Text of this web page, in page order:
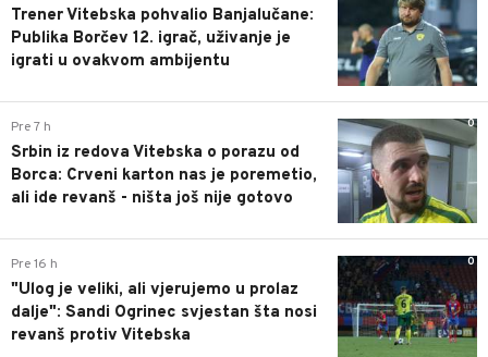
Trener Vitebska pohvalio Banjalučane:
Publika Borčev 12. igrač, uživanje je
igrati u ovakvom ambijentu
0
Pre 7 h
Srbin iz redova Vitebska o porazu od
Borca: Crveni karton nas je poremetio,
ali ide revanš - ništa još nije gotovo
0
Pre 16 h
"Ulog je veliki, ali vjerujemo u prolaz
dalje": Sandi Ogrinec svjestan šta nosi
revanš protiv Vitebska